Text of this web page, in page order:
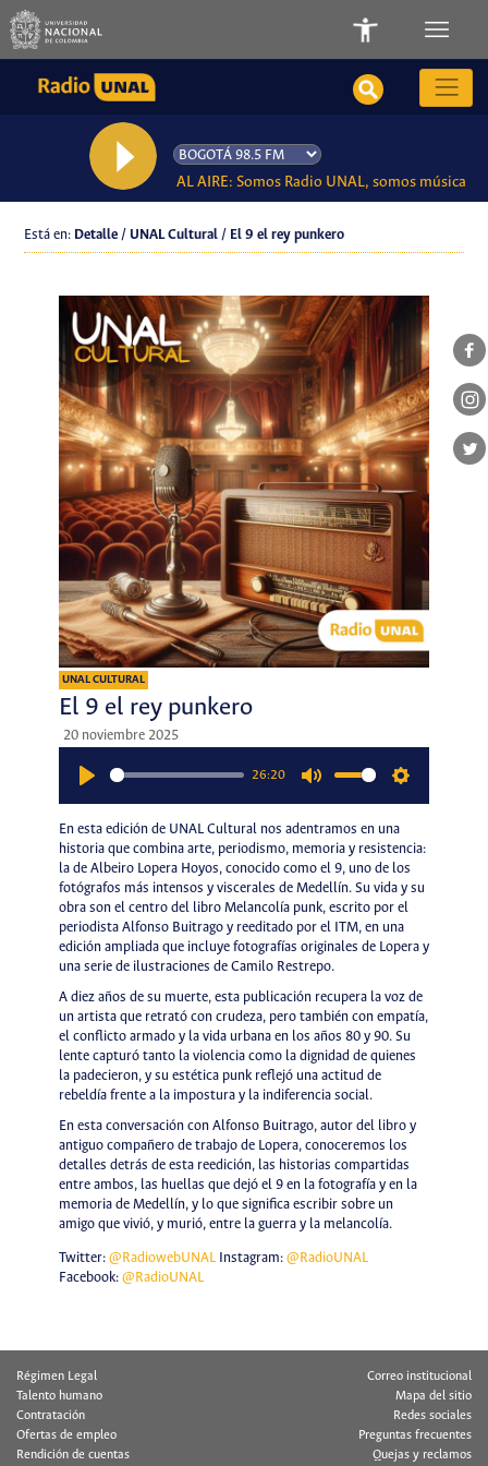
AL AIRE: Somos Radio UNAL, somos música
Está en: Detalle / UNAL Cultural / El 9 el rey punkero
UNAL CULTURAL
El 9 el rey punkero
20 noviembre 2025
26:20
En esta edición de UNAL Cultural nos adentramos en una
historia que combina arte, periodismo, memoria y resistencia:
la de Albeiro Lopera Hoyos, conocido como el 9, uno de los
fotógrafos más intensos y viscerales de Medellín. Su vida y su
obra son el centro del libro Melancolía punk, escrito por el
periodista Alfonso Buitrago y reeditado por el ITM, en una
edición ampliada que incluye fotografías originales de Lopera y
una serie de ilustraciones de Camilo Restrepo.
A diez años de su muerte, esta publicación recupera la voz de
un artista que retrató con crudeza, pero también con empatía,
el conflicto armado y la vida urbana en los años 80 y 90. Su
lente capturó tanto la violencia como la dignidad de quienes
la padecieron, y su estética punk reflejó una actitud de
rebeldía frente a la impostura y la indiferencia social.
En esta conversación con Alfonso Buitrago, autor del libro y
antiguo compañero de trabajo de Lopera, conoceremos los
detalles detrás de esta reedición, las historias compartidas
entre ambos, las huellas que dejó el 9 en la fotografía y en la
memoria de Medellín, y lo que significa escribir sobre un
amigo que vivió, y murió, entre la guerra y la melancolía.
Twitter: @RadiowebUNALInstagram: @RadioUNAL
Facebook: @RadioUNAL
Régimen Legal
Talento humano
Contratación
Ofertas de empleo
Rendición de cuentas
Correo institucional
Mapa del sitio
Redes sociales
Preguntas frecuentes
Quejas y reclamos